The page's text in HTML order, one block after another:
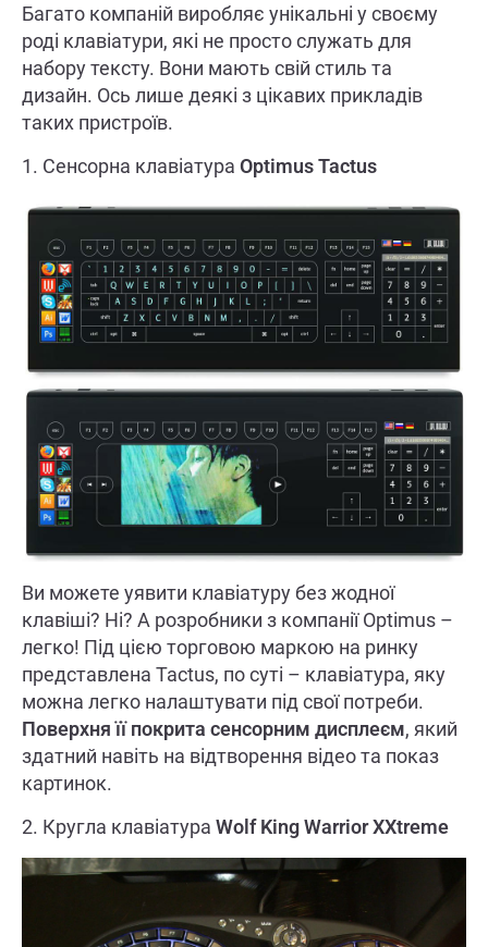
Багато компаній виробляє унікальні у своєму
роді клавіатури, які не просто служать для
набору тексту. Вони мають свій стиль та
дизайн. Ось лише деякі з цікавих прикладів
таких пристроїв.
1. Сенсорна клавіатура Optimus Tactus
Ви можете уявити клавіатуру без жодної
клавіші? Ні? А розробники з компанії Optimus –
легко! Під цією торговою маркою на ринку
представлена ​​Tactus, по суті – клавіатура, яку
можна легко налаштувати під свої потреби.
Поверхня її покрита сенсорним дисплеєм, який
здатний навіть на відтворення відео та показ
картинок.
2. Кругла клавіатура Wolf King Warrior XXtreme